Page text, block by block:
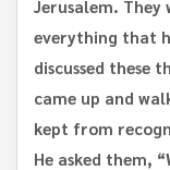
Jerusalem.
everything that
discussed these
came up and
kept from
He asked them,